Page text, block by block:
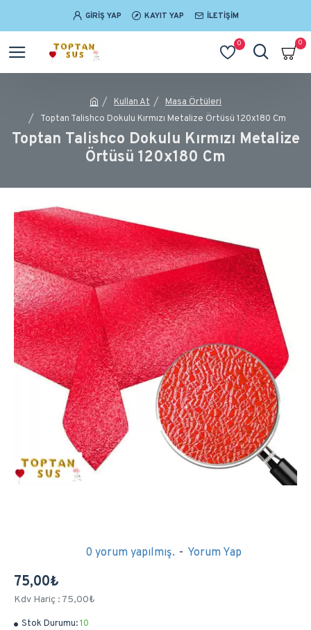
GIRIŞ YAP KAYIT YAP İLETIŞIM
0 0
Kullan At
Masa Örtüleri
Toptan Talishco Dokulu Kırmızı Metalize Örtüsü 120x180 Cm
Toptan Talishco Dokulu Kırmızı Metalize
Örtüsü 120x180 Cm
Stok Durumu:10
0 yorum yapılmış. - Yorum Yap
75,00₺
Kdv Hariç : 75,00₺